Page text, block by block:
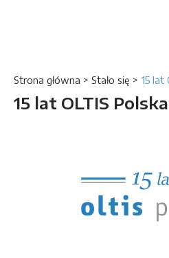
Strona główna > Stało się > 15 lat
15 lat OLTIS Polska